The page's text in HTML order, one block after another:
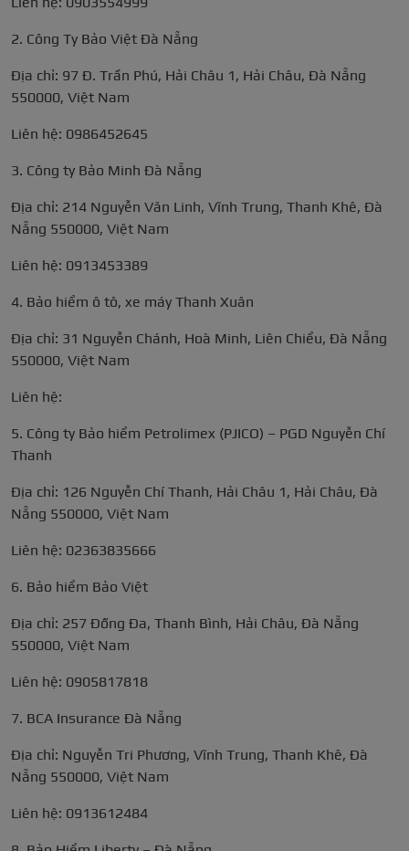
2. Công Ty Bảo Việt Đà Nẵng
Địa chỉ: 97 Đ. Trần Phú, Hải Châu 1, Hải Châu, Đà Nẵng
550000, Việt Nam
Liên hệ: 0986452645
3. Công ty Bảo Minh Đà Nẵng
Địa chỉ: 214 Nguyễn Văn Linh, Vĩnh Trung, Thanh Khê, Đà
Nẵng 550000, Việt Nam
Liên hệ: 0913453389
4. Bảo hiểm ô tô, xe máy Thanh Xuân
Địa chỉ: 31 Nguyễn Chánh, Hoà Minh, Liên Chiểu, Đà Nẵng
550000, Việt Nam
Liên hệ:
5. Công ty Bảo hiểm Petrolimex (PJICO) – PGD Nguyễn Chí
Thanh
Địa chỉ: 126 Nguyễn Chí Thanh, Hải Châu 1, Hải Châu, Đà
Nẵng 550000, Việt Nam
Liên hệ: 02363835666
6. Bảo hiểm Bảo Việt
Địa chỉ: 257 Đống Đa, Thanh Bình, Hải Châu, Đà Nẵng
550000, Việt Nam
Liên hệ: 0905817818
7. BCA Insurance Đà Nẵng
Địa chỉ: Nguyễn Tri Phương, Vĩnh Trung, Thanh Khê, Đà
Nẵng 550000, Việt Nam
Liên hệ: 0913612484